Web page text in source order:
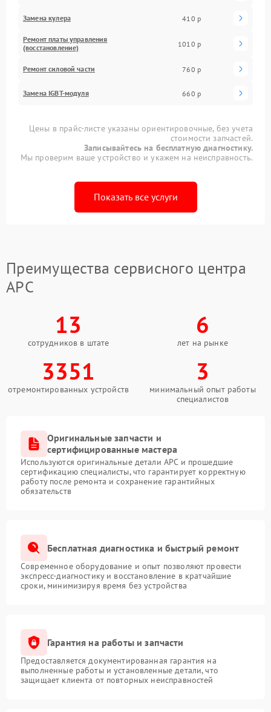
Замена кулера 410 р
Ремонт платы управления
(восстановление)
1010 р
Ремонт силовой части 760 р
Замена IGBT-модуля 660 р
Цены в прайс-листе указаны ориентировочные, без учета
стоимости запчастей.
Записывайтесь на бесплатную диагностику.
Мы проверим ваше устройство и укажем на неисправность.
Показать все услуги
Преимущества сервисного центра
APC
13
сотрудников в штате
6
лет на рынке
3351
отремонтированных устройств
3
минимальный опыт работы
специалистов
Оригинальные запчасти и
сертифицированные мастера
Используются оригинальные детали APC и прошедшие
сертификацию специалисты, что гарантирует корректную
работу после ремонта и сохранение гарантийных
обязательств
Бесплатная диагностика и быстрый ремонт
Современное оборудование и опыт позволяют провести
экспресс-диагностику и восстановление в кратчайшие
сроки, минимизируя время без устройства
Гарантия на работы и запчасти
Предоставляется документированная гарантия на
выполненные работы и установленные детали, что
защищает клиента от повторных неисправностей